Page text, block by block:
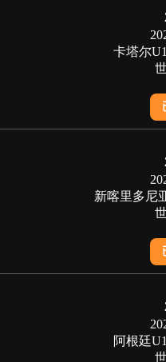
卡塔尔
新喀里多尼
阿根廷